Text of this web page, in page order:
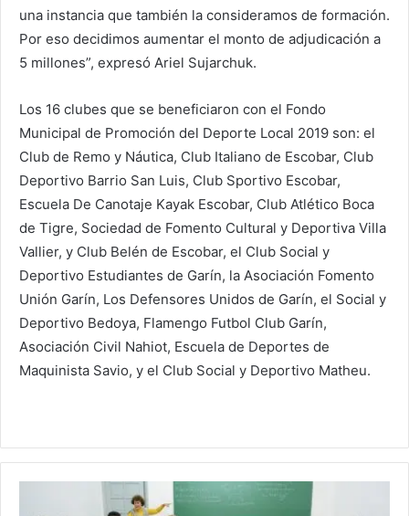
una instancia que también la consideramos de formación.
Por eso decidimos aumentar el monto de adjudicación a
5 millones”, expresó Ariel Sujarchuk.
Los 16 clubes que se beneficiaron con el Fondo
Municipal de Promoción del Deporte Local 2019 son: el
Club de Remo y Náutica, Club Italiano de Escobar, Club
Deportivo Barrio San Luis, Club Sportivo Escobar,
Escuela De Canotaje Kayak Escobar, Club Atlético Boca
de Tigre, Sociedad de Fomento Cultural y Deportiva Villa
Vallier, y Club Belén de Escobar, el Club Social y
Deportivo Estudiantes de Garín, la Asociación Fomento
Unión Garín, Los Defensores Unidos de Garín, el Social y
Deportivo Bedoya, Flamengo Futbol Club Garín,
Asociación Civil Nahiot, Escuela de Deportes de
Maquinista Savio, y el Club Social y Deportivo Matheu.